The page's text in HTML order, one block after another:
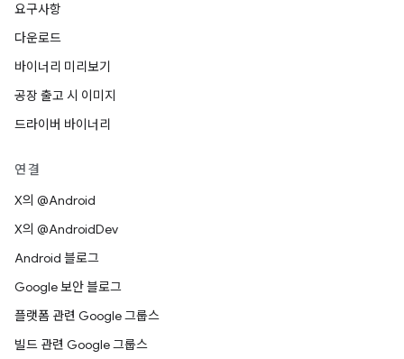
요구사항
다운로드
바이너리 미리보기
공장 출고 시 이미지
드라이버 바이너리
연결
X의 @Android
X의 @AndroidDev
Android 블로그
Google 보안 블로그
플랫폼 관련 Google 그룹스
빌드 관련 Google 그룹스